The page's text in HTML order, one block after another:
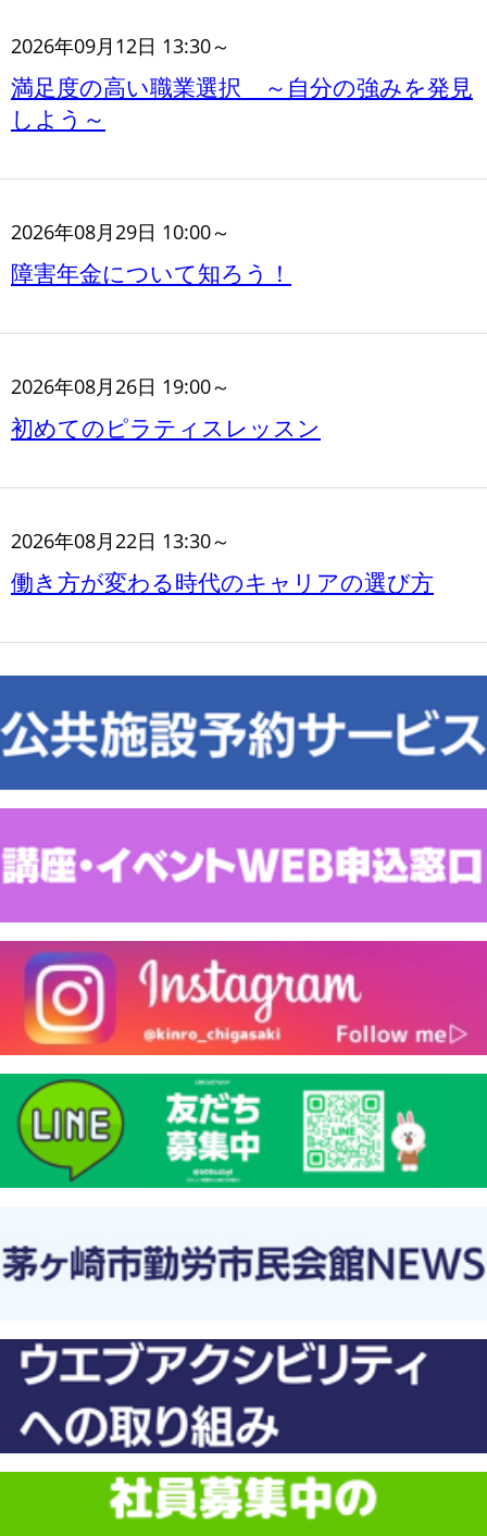
2026年09月12日 13:30～
満足度の高い職業選択 ～自分の強みを発見
しよう～
2026年08月29日 10:00～
障害年金について知ろう！
2026年08月26日 19:00～
初めてのピラティスレッスン
2026年08月22日 13:30～
働き方が変わる時代のキャリアの選び方